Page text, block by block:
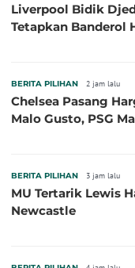
Liverpool Bidik
Tetapkan Banderol
BERITA PILIHAN 2 jam lalu
Chelsea Pasang
Malo Gusto, PSG
BERITA PILIHAN 3 jam lalu
MU Tertarik Lewis
Newcastle